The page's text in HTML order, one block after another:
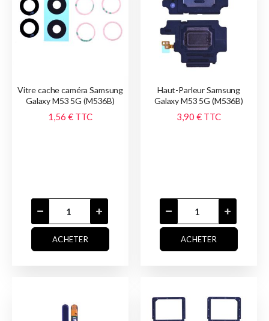
Vitre cache caméra Samsung
Galaxy M53 5G (M536B)
1,56 € TTC
ACHETER
Haut-Parleur Samsung
Galaxy M53 5G (M536B)
3,90 € TTC
ACHETER